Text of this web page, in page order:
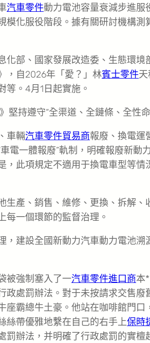
汽車零件動力電池容量衰減步進服
模化服役階段。據有關研討機構
化部、國家發展改造委、生態環
，自2026年「愛？」林賓士零件
等。4月1日起實施。
》堅持遵守“全渠道、全鏈條、全性
車輛汽車零件貿易商報廢、換電運
電一體報廢”軌制，明確報廢新
，此項規定不適用于換電車型等
生產、銷售、維修、更換、拆解
每一個環節的監督治理。
，建設全國新動力汽車動力電池溯
被強制塞入了一汽車零件進口商本
政處罰辦法。對于未按請求交售
座霸總牛土豪。他站在咖啡館門
絲帶優雅地繫在自己的右手上保時
罰辦法，并明確了行政處罰的實檀